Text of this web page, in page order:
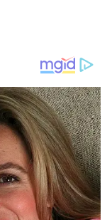
ও
দু'টি
তারপরই
সেই দলেই